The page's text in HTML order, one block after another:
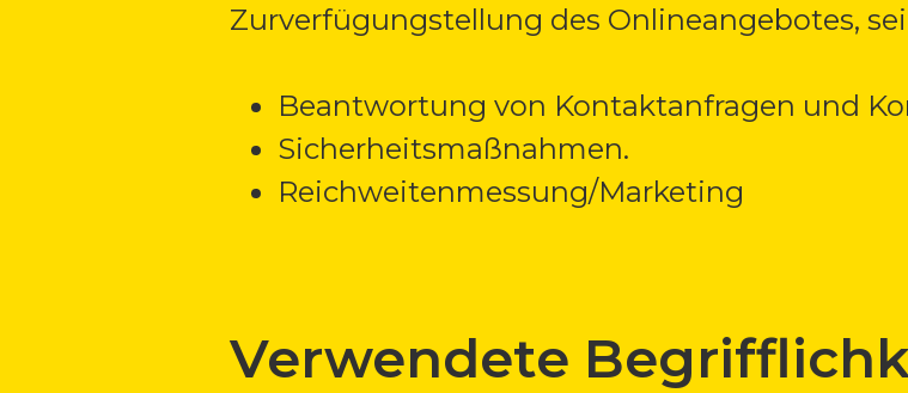
Zurverfügungstellung des Onlineangebotes,
Beantwortung von Kontaktanfragen und
Sicherheitsmaßnahmen.
Reichweitenmessung/Marketing
Verwendete